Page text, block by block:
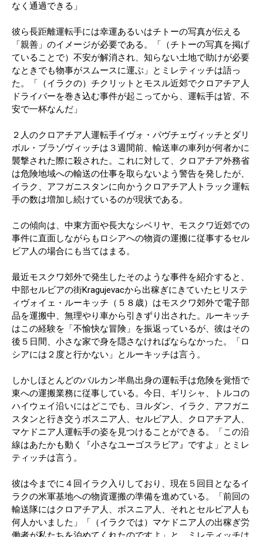
なく通過できる」
彼ら長距離運転手には幸運あるいはチトーの写真が伝える
「親善」のイメージが必要である。「（チトーの写真を掲げ
ていることで）不安が解消され、知らない土地で助けが必要
なときでも物事がスムースに運ぶ」とミレティッチは語っ
た。「（イラクの）チクリットとモスル近郊でクロアチア人
ドライバーを巻き込む事件が起こってから、運転手は皆、不
安で一杯なんだ」
２人のクロアチア人運転手イヴォ・パヴチェヴィッチとダリ
ボル・ブラゾヴィッチは３週間前、輸送車の車列が何者かに
襲撃された際に殺された。これに対して、クロアチア外務省
は危険地域への輸送の仕事を取らないよう警告を発したが、
イラク、アフガニスタンに向かうクロアチア人トラック運転
手の数は増加し続けているのが現状である。
この傾向は、中東方面や長大なシベリヤ、モスクワ近郊での
事件に直面しながらもロシアへの物資の運搬に従事するセル
ビア人の場合にも当てはまる。
最近モスクワ郊外で発生したそのような事件を紹介すると、
中部セルビアの街Kragujevacから出稼ぎにきていたヒリステ
ィヴォイェ・ルーキッチ（５８歳）はモスクワ郊外で電子部
品を運搬中、無理やり車から引きずり出された。ルーキッチ
はこの経験を「不愉快な冒険」を振返っているが、彼はその
後５日間、小さな家で身を隠さなければならなかった。「ロ
シアには２度と行かない」とルーキッチは言う。
しかしほとんどのバルカン半島出身の運転手は危険を覚悟で
東への運搬業務に従事している。今日、ギリシャ、トルコの
ハイウェイ沿いにはどこでも、ヨルダン、イラク、アフガニ
スタンと行き交うボスニア人、セルビア人、クロアチア人、
マケドニア人運転手の姿を見つけることができる。「この沿
線はあたかも動く『小さなユーゴスラビア』ですよ」とミレ
ティッチは言う。
彼は今までに４回イラク入りしており、現在５回目となるイ
ラクの米軍基地への物資運搬の準備を進めている。「前回の
輸送隊にはクロアチア人、ボスニア人、それとセルビア人も
何人かいました」「（イラクでは）マケドニア人の出稼ぎ労